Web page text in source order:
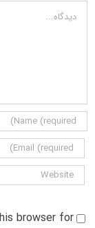
دیدگاه
browser for